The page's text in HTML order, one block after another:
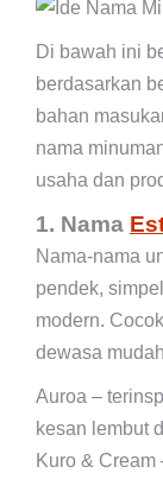
Di bawah ini
berdasarkan
bahan
nama
usaha dan
1. Nama
Nama-nama
pendek,
modern.
dewasa
Auroa –
kesan lembut
Kuro & Cream